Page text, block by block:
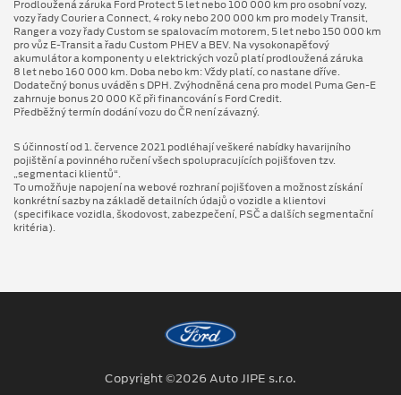
Prodloužená záruka Ford Protect 5 let nebo 100 000 km pro osobní vozy,
vozy řady Courier a Connect, 4 roky nebo 200 000 km pro modely Transit,
Ranger a vozy řady Custom se spalovacím motorem, 5 let nebo 150 000 km
pro vůz E-Transit a řadu Custom PHEV a BEV. Na vysokonapěťový
akumulátor a komponenty u elektrických vozů platí prodloužená záruka
8 let nebo 160 000 km. Doba nebo km: Vždy platí, co nastane dříve.
Dodatečný bonus uváděn s DPH. Zvýhodněná cena pro model Puma Gen⁠-⁠E
zahrnuje bonus 20 000 Kč při financování s Ford Credit.
Předběžný termín dodání vozu do ČR není závazný.
S účinností od 1. července 2021 podléhají veškeré nabídky havarijního
pojištění a povinného ručení všech spolupracujících pojišťoven tzv.
„segmentaci klientů“.
To umožňuje napojení na webové rozhraní pojišťoven a možnost získání
konkrétní sazby na základě detailních údajů o vozidle a klientovi
(specifikace vozidla, škodovost, zabezpečení, PSČ a dalších segmentační
kritéria).
Copyright ©2026 Auto JIPE s.r.o.